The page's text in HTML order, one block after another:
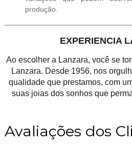
produção.
EXPERIENCIA
Ao escolher a Lanzara, você se
Lanzara. Desde 1956, nos
qualidade que prestamos, com
suas joias dos sonhos que
Avaliações dos